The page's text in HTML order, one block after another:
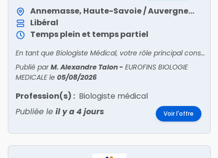
Annemasse, Haute-Savoie / Auvergne-Rhône-Alpes
Libéral
Temps plein et temps partiel
En tant que Biologiste Médical, votre rôle principal consiste à encadrer toutes les activités du site sous votre responsabilité. Vous êtes en relation avec patients et confrères pour l'accueil
Publié parM. Alexandre Talon- EUROFINS BIOLOGIE
MEDICALEle 05/08/2026
Profession(s) : Biologiste médical
Publiée le il y a 4 jours Voir l'offre